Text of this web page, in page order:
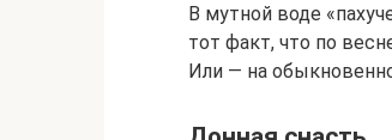
В мутной воде
тот факт, что по
Или — на